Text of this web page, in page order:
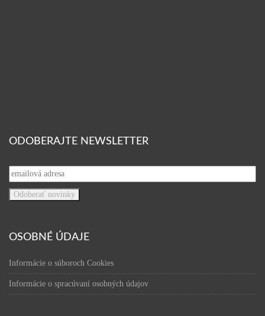
ODOBERAJTE NEWSLETTER
OSOBNÉ ÚDAJE
Informácie o súboroch Cookies
Informácie o spracúvaní osobných údajov